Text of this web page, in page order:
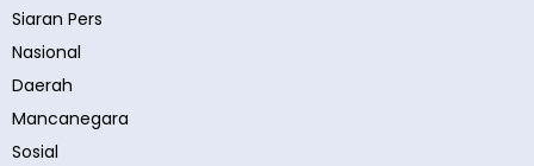
Siaran Pers
Nasional
Daerah
Mancanegara
Sosial